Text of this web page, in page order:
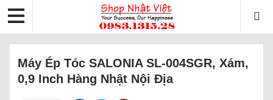
Máy Ép Tóc SALONIA SL-004SGR, Xám,
0,9 Inch Hàng Nhật Nội Địa